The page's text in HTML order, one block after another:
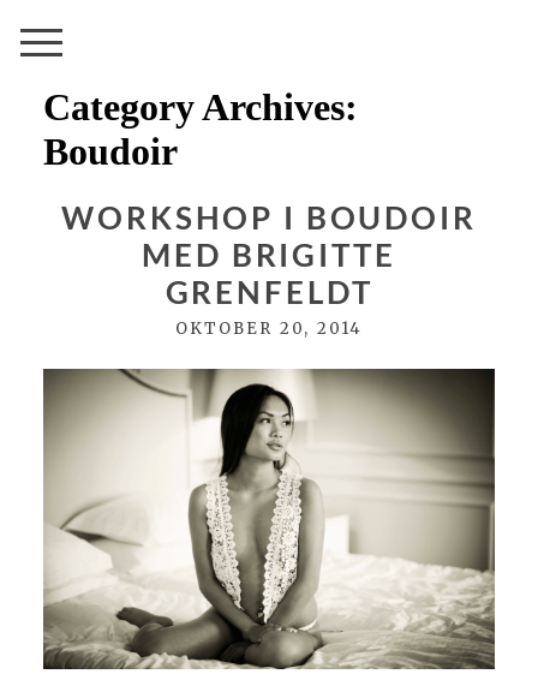
Category Archives:
Boudoir
WORKSHOP I BOUDOIR
MED BRIGITTE
GRENFELDT
OKTOBER 20, 2014